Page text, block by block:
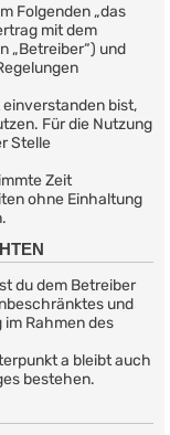
Folgenden „das
mit dem
„Betreiber“) und
einverstanden bist,
Für die Nutzung
Stelle
Zeit
ohne Einhaltung
du dem Betreiber
und
Rahmen des
a bleibt auch
bestehen.